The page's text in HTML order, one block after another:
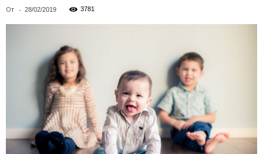
От - 28/02/2019 3781